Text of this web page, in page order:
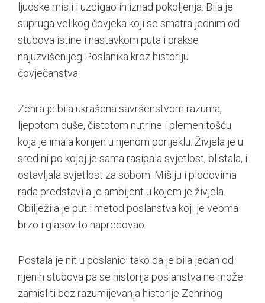
ljudske misli i uzdigao ih iznad pokoljenja. Bila je
supruga velikog čovjeka koji se smatra jednim od
stubova istine i nastavkom puta i prakse
najuzvišenijeg Poslanika kroz historiju
čovječanstva.
Zehra je bila ukrašena savršenstvom razuma,
ljepotom duše, čistotom nutrine i plemenitošću
koja je imala korijen u njenom porijeklu. Živjela je u
sredini po kojoj je sama rasipala svjetlost, blistala, i
ostavljala svjetlost za sobom. Mišlju i plodovima
rada predstavila je ambijent u kojem je živjela.
Obilježila je put i metod poslanstva koji je veoma
brzo i glasovito napredovao.
Postala je nit u poslanici tako da je bila jedan od
njenih stubova pa se historija poslanstva ne može
zamisliti bez razumijevanja historije Zehrinog